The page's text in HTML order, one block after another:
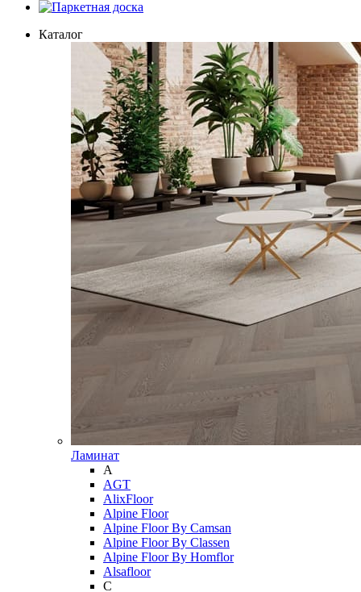
Паркетная доска
Каталог
Ламинат
A
AGT
AlixFloor
Alpine Floor
Alpine Floor By Camsan
Alpine Floor By Classen
Alpine Floor By Homflor
Alsafloor
C